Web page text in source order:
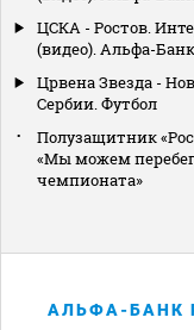
ЦСКА - Ростов.
(видео). Альфа-
Црвена Звезда -
Сербии. Футбол
Полузащитник
«Мы можем
чемпионата»
АЛЬФА-БАНК